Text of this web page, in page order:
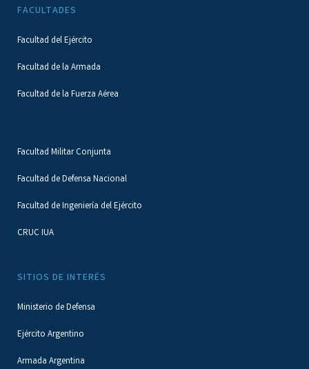
FACULTADES
Facultad del Ejército
Facultad de la Armada
Facultad de la Fuerza Aérea
Facultad Militar Conjunta
Facultad de Defensa Nacional
Facultad de Ingeniería del Ejército
CRUC IUA
SITIOS DE INTERÉS
Ministerio de Defensa
Ejército Argentino
Armada Argentina